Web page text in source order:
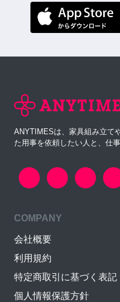
ANYTIMESは、家具組み立て
た用事を依頼したい人と、仕
COMPANY
会社概要
利用規約
特定商取引に基づく表記
個人情報保護方針